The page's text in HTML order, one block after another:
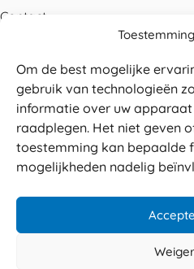
Om de best mogelijke
gebruik van technologieën
informatie over uw
raadplegen. Het niet geven
toestemming kan bepaalde
mogelijkheden nadelig
Contact
Betalen
Levering
Retouren
Service en garantie
Veilig betalen